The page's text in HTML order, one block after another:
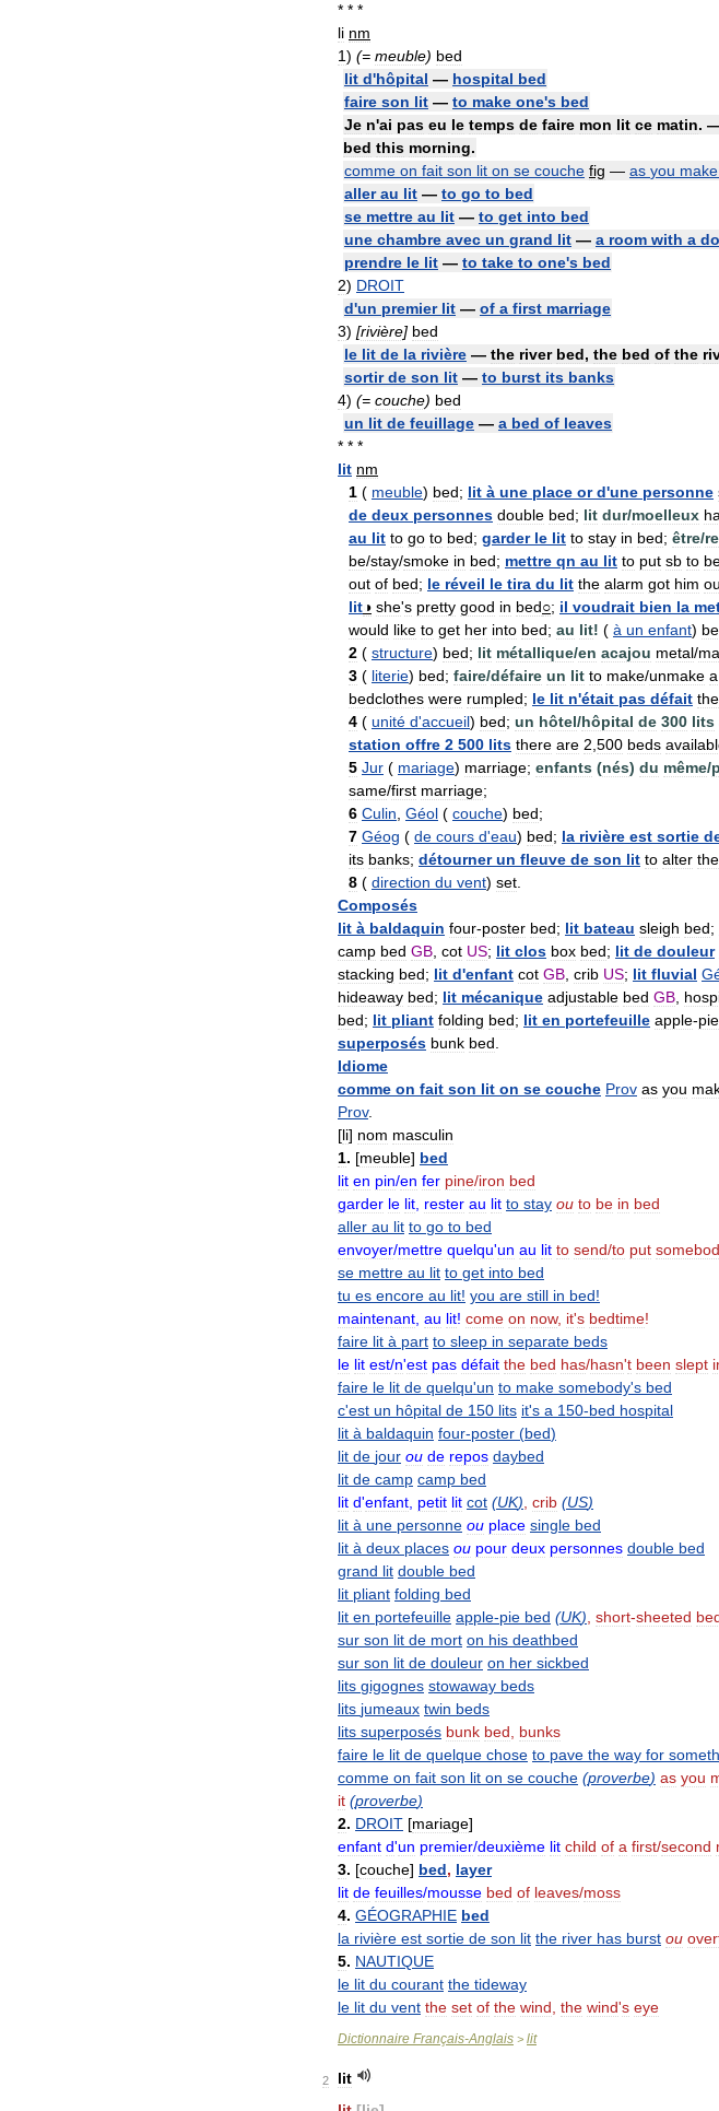
* * *
li nm
1) (= meuble) bed
lit d'hôpital — hospital bed
faire son lit — to make one's bed
Je n'ai pas eu le temps de faire mon lit ce matin.
bed this morning.
comme on fait son lit on se couche fig — as you make
aller au lit — to go to bed
se mettre au lit — to get into bed
une chambre avec un grand lit — a room with a
prendre le lit — to take to one's bed
2) DROIT
d'un premier lit — of a first marriage
3) [rivière] bed
le lit de la rivière — the river bed, the bed of the
sortir de son lit — to burst its banks
4) (= couche) bed
un lit de feuillage — a bed of leaves
* * *
lit nm
1 ( meuble) bed; lit à une place or d'une personne
de deux personnes double bed; lit dur/moelleux
au lit to go to bed; garder le lit to stay in bed; être/
be/stay/smoke in bed; mettre qn au lit to put sb to
out of bed; le réveil le tira du lit the alarm got him
lit ◑ she's pretty good in bed○; il voudrait bien la
would like to get her into bed; au lit! ( à un enfant)
2 ( structure) bed; lit métallique/en acajou metal/
3 ( literie) bed; faire/défaire un lit to make/unmake a
bedclothes were rumpled; le lit n'était pas défait the
4 ( unité d'accueil) bed; un hôtel/hôpital de 300 lits
station offre 2 500 lits there are 2 500 beds
5 Jur ( mariage) marriage; enfants (nés) du même/
same/first marriage;
6 Culin Géol ( couche) bed;
7 Géog ( de cours d'eau) bed; la rivière est sortie
its banks; détourner un fleuve de son lit to alter the
8 ( direction du vent) set
Composés
lit à baldaquin four-poster bed; lit bateau sleigh bed;
camp bed GB cot US; lit clos box bed; lit de douleur
stacking bed; lit d'enfant cot GB crib US; lit fluvial
hideaway bed; lit mécanique adjustable bed GB
bed; lit pliant folding bed; lit en portefeuille apple-pie
superposés bunk bed
Idiome
comme on fait son lit on se couche Prov as you
Prov.
[li] nom masculin
1. [meuble] bed
lit en pin/en fer pine/iron bed
garder le lit rester au lit to stay ou to be in bed
aller au lit to go to bed
envoyer/mettre quelqu'un au lit to send/to put
se mettre au lit to get into bed
tu es encore au lit! you are still in bed!
maintenant au lit! come on now, it's bedtime!
faire lit à part to sleep in separate beds
le lit est/n'est pas défait the bed has/hasn't been slept
faire le lit de quelqu'un to make somebody's bed
c'est un hôpital de 150 lits it's a 150-bed hospital
lit à baldaquin four-poster (bed)
lit de jour ou de repos daybed
lit de camp camp bed
lit d'enfant petit lit cot (UK) crib (US)
lit à une personne ou place single bed
lit à deux places ou pour deux personnes double bed
grand lit double bed
lit pliant folding bed
lit en portefeuille apple-pie bed (UK) short-sheeted
sur son lit de mort on his deathbed
sur son lit de douleur on her sickbed
lits gigognes stowaway beds
lits jumeaux twin beds
lits superposés bunk bed
bunks
faire le lit de quelque chose to pave the way for
comme on fait son lit on se couche (proverbe) as you
it (proverbe)
2. DROIT [mariage]
enfant d'un premier/deuxième lit child of a first/second
3. [couche] bed, layer
lit de feuilles/mousse bed of leaves/moss
4. GÉOGRAPHIE bed
la rivière est sortie de son lit the river has burst ou
5. NAUTIQUE
le lit du courant the tideway
le lit du vent the set of the wind the wind's eye
Dictionnaire Français-Anglais > lit
2
lit